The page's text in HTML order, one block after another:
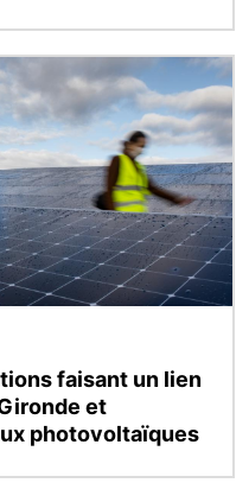
faisant un lien
et
photovoltaïques